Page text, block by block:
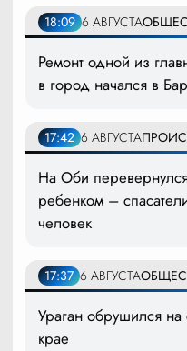
18:09 6 АВГУСТА
Ремонт одной из
в город начался в
17:42 6 АВГУСТА
На Оби
ребенком –
человек
17:37 6 АВГУСТА
Ураган обрушился на
крае